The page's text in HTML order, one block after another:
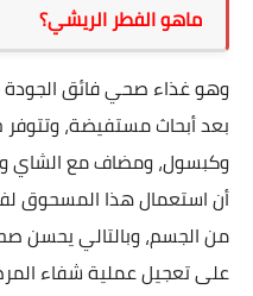
ماهو الفطر الريشي؟
بعد أبحاث مستفيضة،
وكبسول، ومضاف مع الشاي و
أن استعمال هذا المسحوق
من الجسم، وبالتالي يحسن
على تعجيل عملية شفاء